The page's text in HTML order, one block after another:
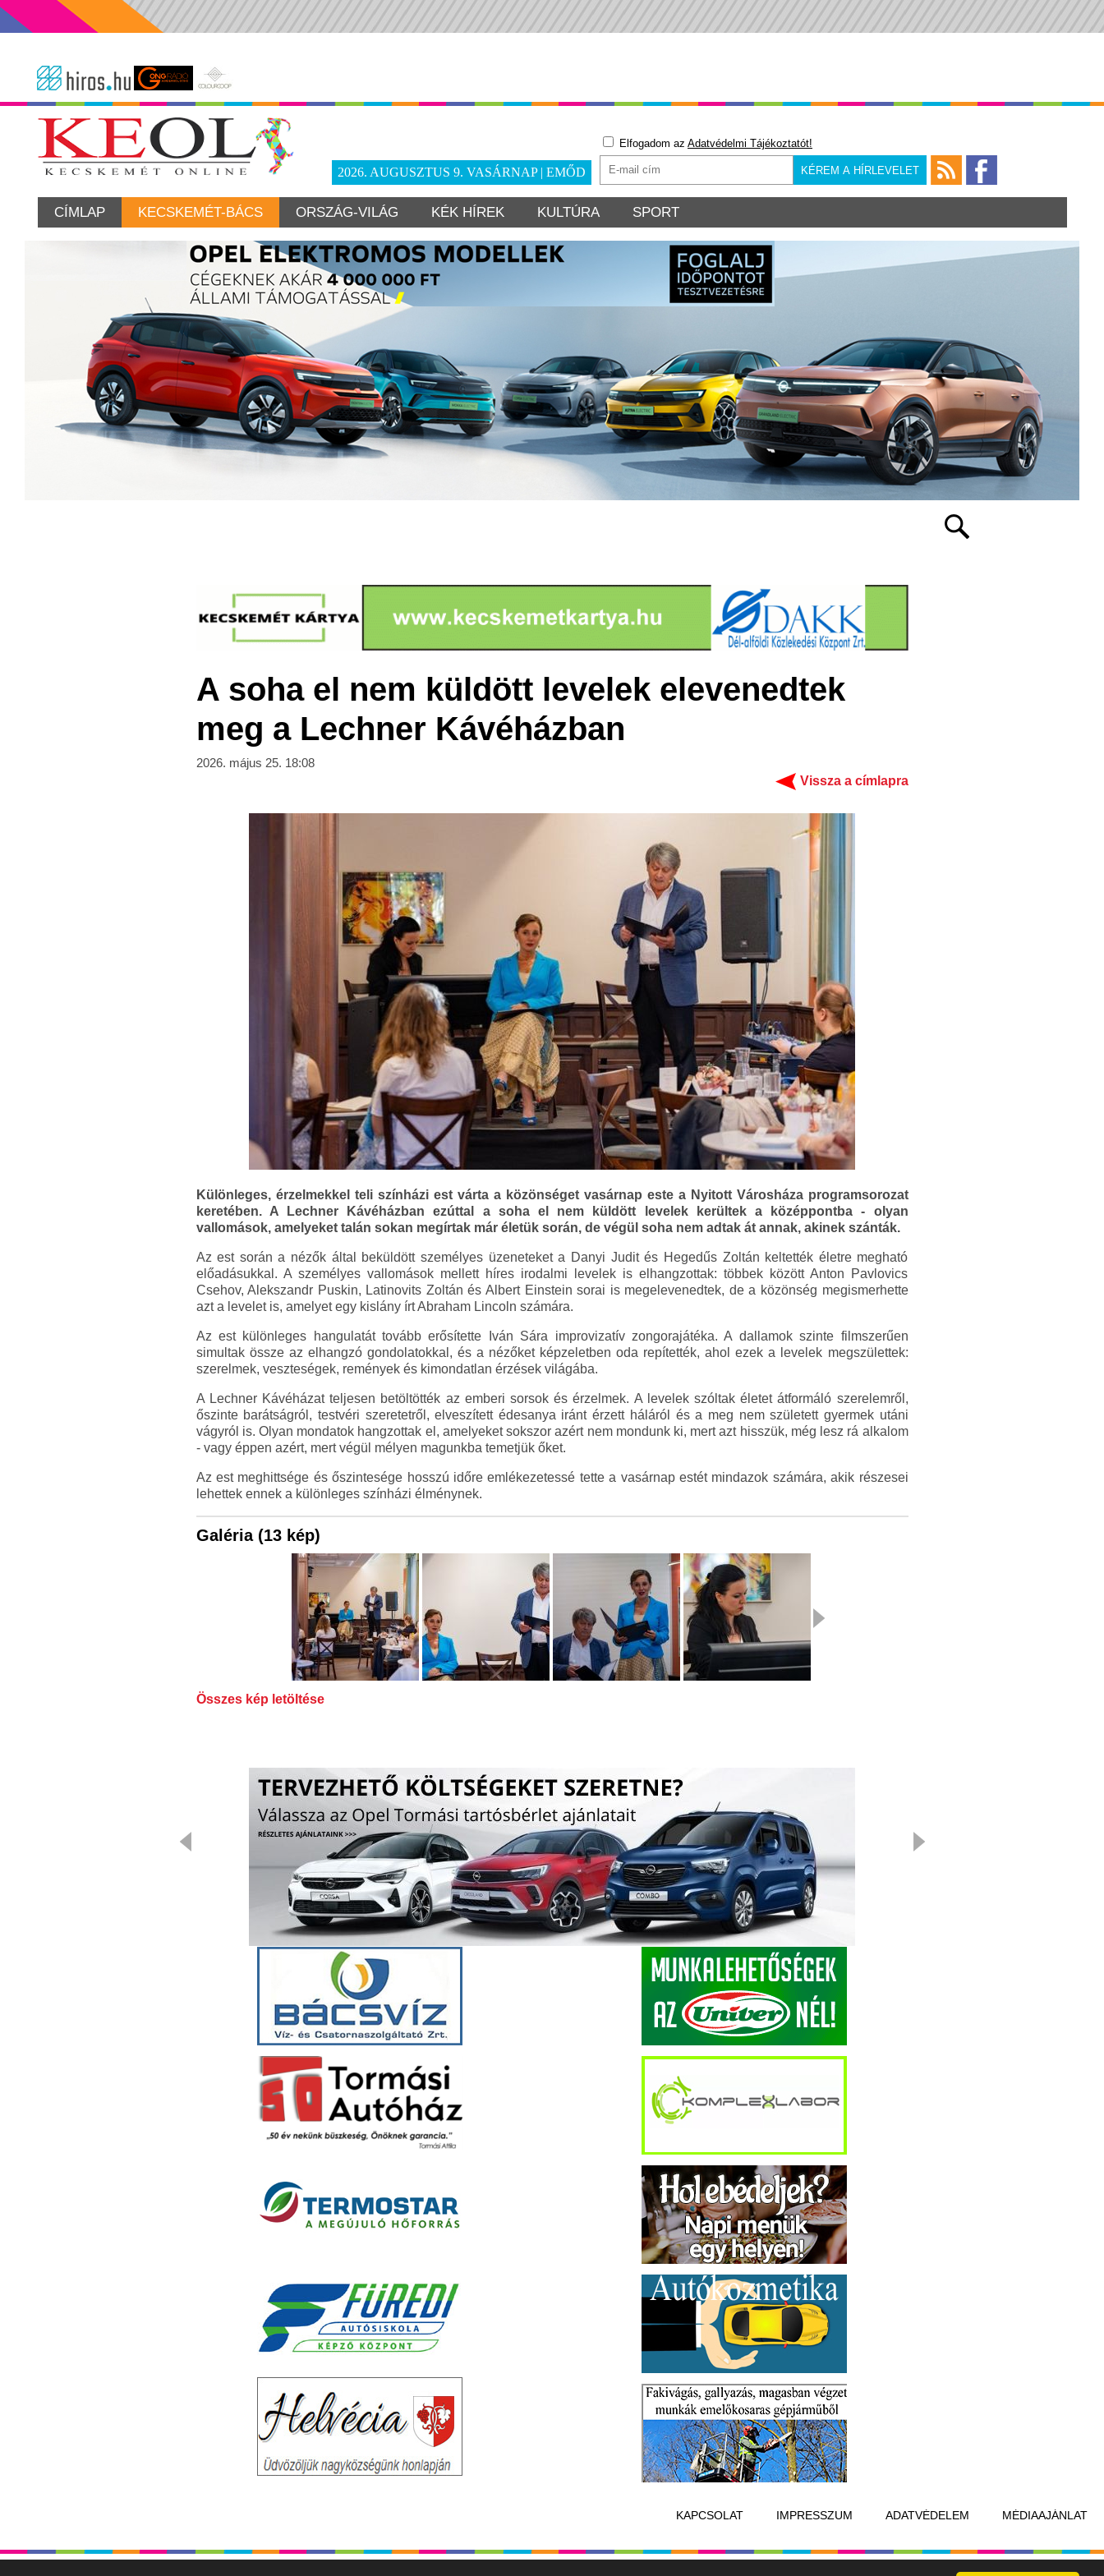
2026. AUGUSZTUS 9. VASÁRNAP | EMŐD
Elfogadom az Adatvédelmi Tájékoztatót!
CÍMLAP KECSKEMÉT-BÁCS ORSZÁG-VILÁG KÉK HÍREK KULTÚRA SPORT
A soha el nem küldött levelek elevenedtek
meg a Lechner Kávéházban
2026. május 25. 18:08
Vissza a címlapra
Különleges, érzelmekkel teli színházi est várta a közönséget vasárnap este a Nyitott Városháza programsorozat
keretében. A Lechner Kávéházban ezúttal a soha el nem küldött levelek kerültek a középpontba - olyan
vallomások, amelyeket talán sokan megírtak már életük során, de végül soha nem adtak át annak, akinek szánták.
Az est során a nézők által beküldött személyes üzeneteket a Danyi Judit és Hegedűs Zoltán keltették életre megható
előadásukkal. A személyes vallomások mellett híres irodalmi levelek is elhangzottak: többek között Anton Pavlovics
Csehov, Alekszandr Puskin, Latinovits Zoltán és Albert Einstein sorai is megelevenedtek, de a közönség megismerhette
azt a levelet is, amelyet egy kislány írt Abraham Lincoln számára.
Az est különleges hangulatát tovább erősítette Iván Sára improvizatív zongorajátéka. A dallamok szinte filmszerűen
simultak össze az elhangzó gondolatokkal, és a nézőket képzeletben oda repítették, ahol ezek a levelek megszülettek:
szerelmek, veszteségek, remények és kimondatlan érzések világába.
A Lechner Kávéházat teljesen betöltötték az emberi sorsok és érzelmek. A levelek szóltak életet átformáló szerelemről,
őszinte barátságról, testvéri szeretetről, elveszített édesanya iránt érzett háláról és a meg nem született gyermek utáni
vágyról is. Olyan mondatok hangzottak el, amelyeket sokszor azért nem mondunk ki, mert azt hisszük, még lesz rá alkalom
- vagy éppen azért, mert végül mélyen magunkba temetjük őket.
Az est meghittsége és őszintesége hosszú időre emlékezetessé tette a vasárnap estét mindazok számára, akik részesei
lehettek ennek a különleges színházi élménynek.
Galéria (13 kép)
Összes kép letöltése
KAPCSOLAT IMPRESSZUM ADATVÉDELEM MÉDIAAJÁNLAT